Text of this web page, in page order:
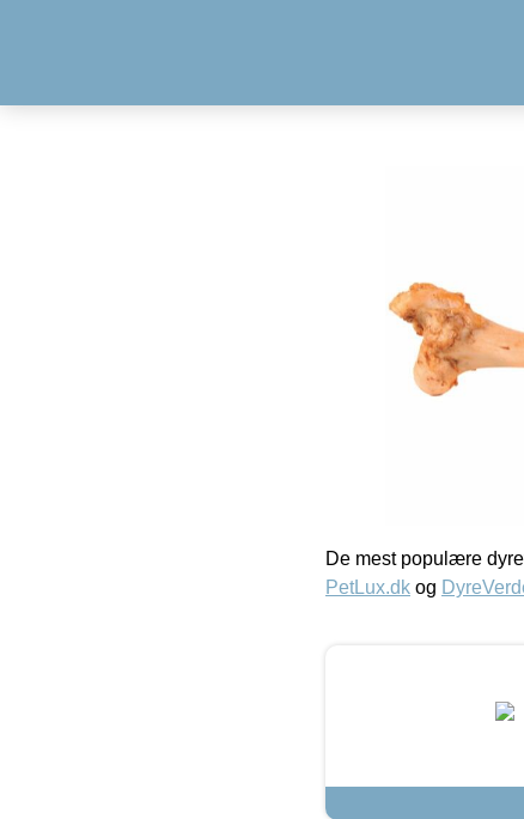
De mest populære
PetLux.dk og